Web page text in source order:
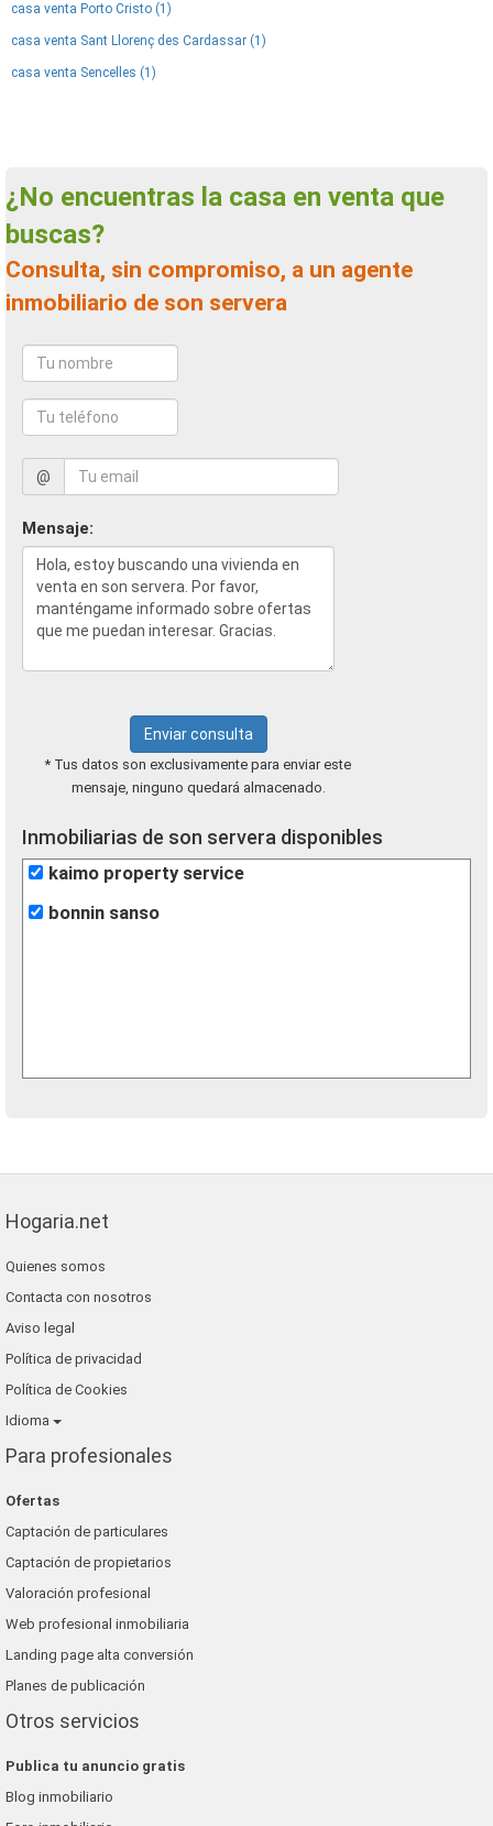
casa venta Porto Cristo (1)
casa venta Sant Llorenç des Cardassar (1)
casa venta Sencelles (1)
¿No encuentras la casa en venta que
buscas?
Consulta, sin compromiso, a un agente
inmobiliario de son servera
@
Mensaje:
Enviar consulta
* Tus datos son exclusivamente para enviar este
mensaje, ninguno quedará almacenado.
Inmobiliarias de son servera disponibles
kaimo property service
bonnin sanso
Hogaria.net
Quienes somos
Contacta con nosotros
Aviso legal
Política de privacidad
Política de Cookies
Idioma
Para profesionales
Ofertas
Captación de particulares
Captación de propietarios
Valoración profesional
Web profesional inmobiliaria
Landing page alta conversión
Planes de publicación
Otros servicios
Publica tu anuncio gratis
Blog inmobiliario